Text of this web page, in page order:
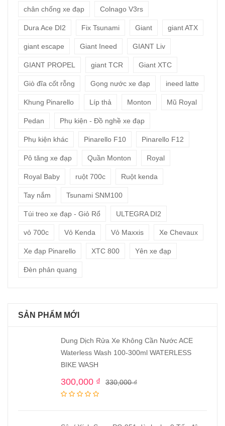
chân chống xe đạp Colnago V3rs
Dura Ace DI2 Fix Tsunami Giant giant ATX
giant escape Giant Ineed GIANT Liv
GIANT PROPEL giant TCR Giant XTC
Giò đĩa cốt rỗng Gọng nước xe đạp ineed latte
Khung Pinarello Líp thả Monton Mũ Royal
Pedan Phụ kiện - Đồ nghề xe đạp
Phụ kiện khác Pinarello F10 Pinarello F12
Pô tăng xe đạp Quần Monton Royal
Royal Baby ruột 700c Ruột kenda
Tay nắm Tsunami SNM100
Túi treo xe đạp - Giỏ Rổ ULTEGRA DI2
vỏ 700c Vỏ Kenda Vỏ Maxxis Xe Chevaux
Xe đạp Pinarello XTC 800 Yên xe đạp
Đèn phản quang
SẢN PHẨM MỚI
Dung Dịch Rửa Xe Không Cần Nước ACE
Waterless Wash 100-300ml WATERLESS
BIKE WASH
330,000₫
300,000 ₫